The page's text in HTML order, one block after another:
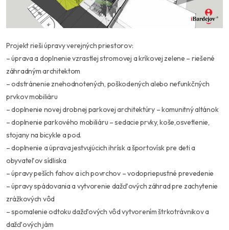
Projekt rieši úpravy verejných priestorov:
– úprava a doplnenie vzrastlej stromovej a kríkovej zelene – riešené
záhradným architektom
– odstránenie znehodnotených, poškodených alebo nefunkčných
prvkov mobiliáru
– doplnenie novej drobnej parkovej architektúry – komunitný altánok
– doplnenie parkového mobiliáru – sedacie prvky, koše,osvetlenie,
stojany na bicykle a pod.
– doplnenie a úprava jestvujúcich ihrísk a športovísk pre deti a
obyvateľov sídliska
– úpravy peších ťahov a ich povrchov – vodopriepustné prevedenie
– úpravy spádovania a vytvorenie dažďových záhrad pre zachytenie
zrážkových vôd
– spomalenie odtoku dažďových vôd vytvorením štrkotrávnikov a
dažďových jám